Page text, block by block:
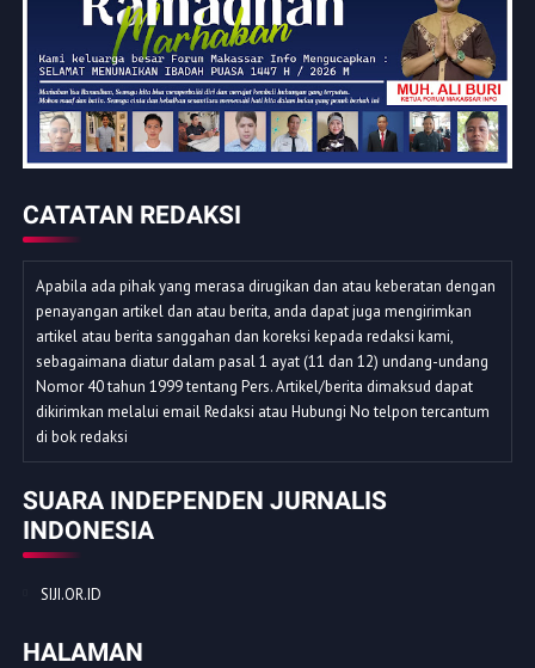
CATATAN REDAKSI
Apabila ada pihak yang merasa dirugikan dan atau keberatan dengan
penayangan artikel dan atau berita, anda dapat juga mengirimkan
artikel atau berita sanggahan dan koreksi kepada redaksi kami,
sebagaimana diatur dalam pasal 1 ayat (11 dan 12) undang-undang
Nomor 40 tahun 1999 tentang Pers. Artikel/berita dimaksud dapat
dikirimkan melalui email Redaksi atau Hubungi No telpon tercantum
di bok redaksi
SUARA INDEPENDEN JURNALIS
INDONESIA
SIJI.OR.ID
HALAMAN